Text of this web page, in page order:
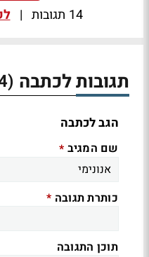
14 תגובות |
תגובות לכתבה (14)
הגב לכתבה
שם המגיב *
כותרת תגובה *
תוכן התגובה